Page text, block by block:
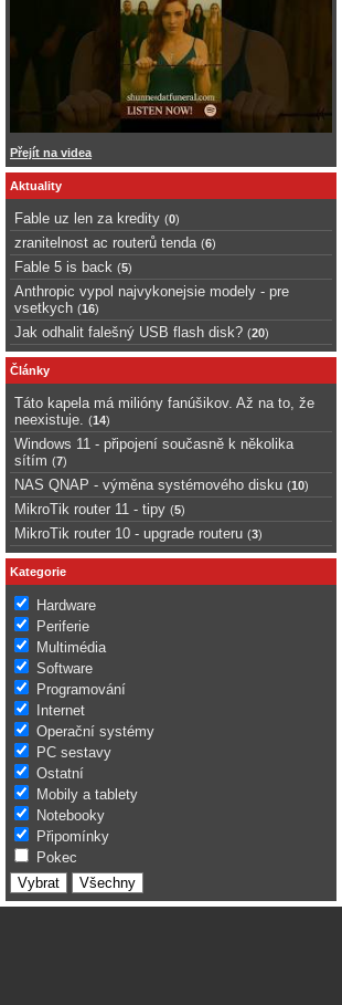
Přejít na videa
Aktuality
Fable uz len za kredity (0)
zranitelnost ac routerů tenda (6)
Fable 5 is back (5)
Anthropic vypol najvykonejsie modely - pre
vsetkych (16)
Jak odhalit falešný USB flash disk? (20)
Články
Táto kapela má milióny fanúšikov. Až na to, že
neexistuje.
(14)
Windows 11 - připojení současně k několika
sítím (7)
NAS QNAP - výměna systémového disku (10)
MikroTik router 11 - tipy (5)
MikroTik router 10 - upgrade routeru (3)
Kategorie
Hardware
Periferie
Multimédia
Software
Programování
Internet
Operační systémy
PC sestavy
Ostatní
Mobily a tablety
Notebooky
Připomínky
Pokec